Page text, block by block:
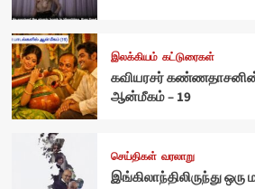
இலக்கியம் கட்டுரைகள்
கவியரசர்
ஆன்மீகம் – 19
செய்திகள் வரலாறு
இங்கிலாந்திலிருந்து ஒரு